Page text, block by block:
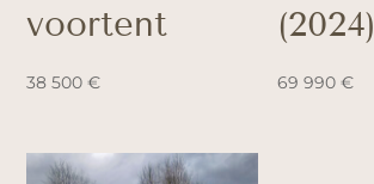
voortent
38 500€
(2024)
69 990€